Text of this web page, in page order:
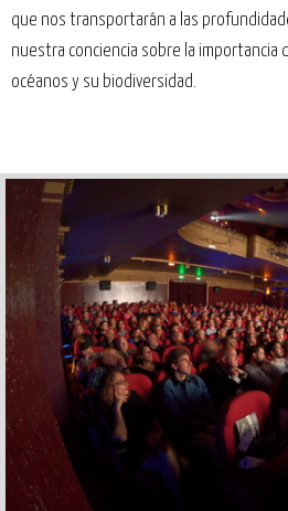
que nos transportarán a las
nuestra conciencia sobre la importancia
océanos y su biodiversidad.